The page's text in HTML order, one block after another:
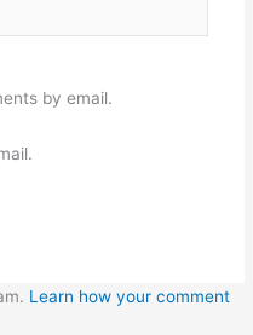
by email.
Learn how your comment